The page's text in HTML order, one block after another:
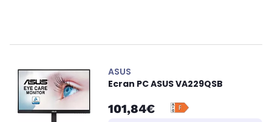
ASUS
Ecran PC ASUS VA229QSB
101,84€